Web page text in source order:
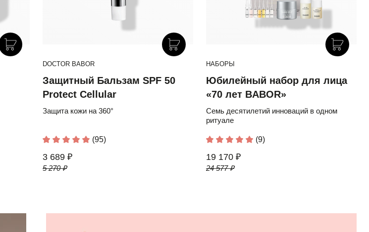
DOCTOR BABOR
Защитный Бальзам SPF 50
Protect Cellular
Защита кожи на 360°
(95)
3 689 ₽
5 270 ₽
НАБОРЫ
Юбилейный набор для лица
«70 лет BABOR»
Семь десятилетий инноваций в одном
ритуале
(9)
19 170 ₽
24 577 ₽